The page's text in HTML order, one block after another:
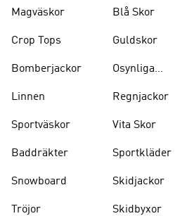
Magväskor
Crop Tops
Bomberjackor
Linnen
Sportväskor
Baddräkter
Snowboard
Tröjor
Blå Skor
Guldskor
Osynliga
Regnjackor
Vita Skor
Sportkläder
Skidjackor
Skidbyxor